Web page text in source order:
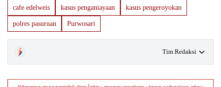
cafe edelweis kasus penganiayaan kasus pengeroyokan
polres pasuruan Purwosari
Tim Redaksi